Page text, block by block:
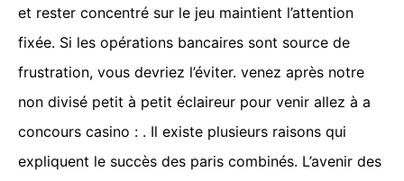
et rester concentré sur le jeu maintient l’attention
fixée. Si les opérations bancaires sont source de
frustration, vous devriez l’éviter. venez après notre
non divisé petit à petit éclaireur pour venir allez à a
concours casino : . Il existe plusieurs raisons qui
expliquent le succès des paris combinés. L’avenir des